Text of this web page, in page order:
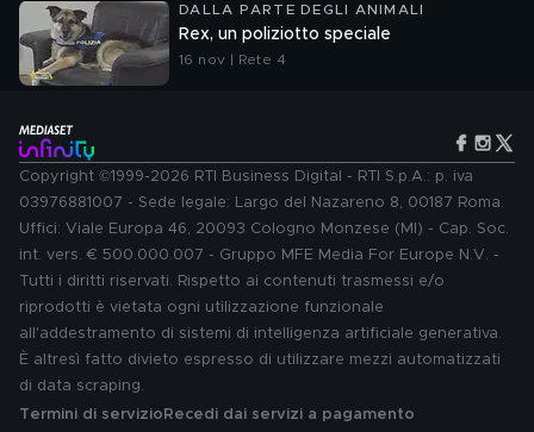
DALLA PARTE DEGLI ANIMALI
Rex, un poliziotto speciale
16 nov | Rete 4
Copyright ©1999-2026 RTI Business Digital - RTI S.p.A.: p. iva
03976881007 - Sede legale: Largo del Nazareno 8, 00187 Roma.
Uffici: Viale Europa 46, 20093 Cologno Monzese (MI) - Cap. Soc.
int. vers. € 500.000.007 - Gruppo MFE Media For Europe N.V. -
Tutti i diritti riservati. Rispetto ai contenuti trasmessi e/o
riprodotti è vietata ogni utilizzazione funzionale
all'addestramento di sistemi di intelligenza artificiale generativa.
È altresì fatto divieto espresso di utilizzare mezzi automatizzati
di data scraping.
Termini di servizio Recedi dai servizi a pagamento